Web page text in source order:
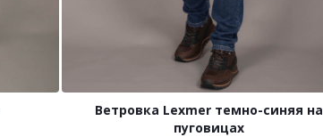
Ветровка Lexmer темно-синяя на
пуговицах